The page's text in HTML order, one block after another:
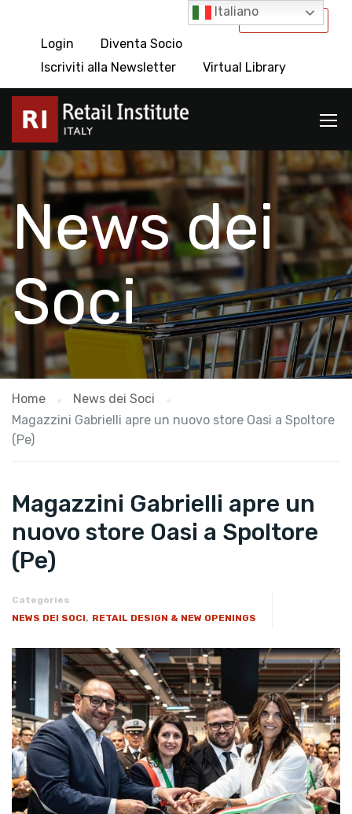
International
Login
Diventa Socio
Iscriviti alla Newsletter
Virtual Library
News dei
Soci
Home
News dei Soci
Magazzini Gabrielli apre un nuovo store Oasi a Spoltore
(Pe)
Magazzini Gabrielli apre un
nuovo store Oasi a Spoltore
(Pe)
Categories
NEWS DEI SOCI, RETAIL DESIGN & NEW OPENINGS
Italiano